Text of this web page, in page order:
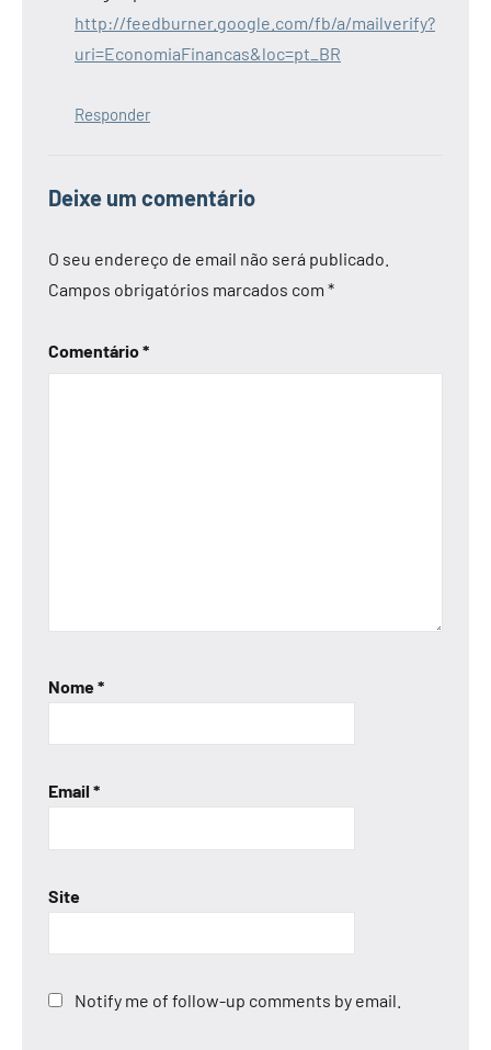
http://feedburner.google.com/fb/a/mailverify?
uri=EconomiaFinancas&loc=pt_BR
Responder
Deixe um comentário
O seu endereço de email não será publicado.
Campos obrigatórios marcados com *
Comentário*
Nome*
Email *
Site
Notify me of follow-up comments by email.